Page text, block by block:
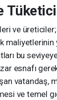
ve
maliyetlerinin
bu
esnafı
vatandaş,
ve temel